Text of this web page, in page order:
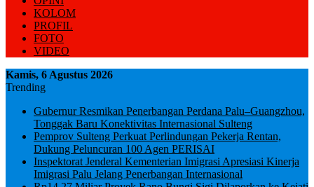
KOLOM
PROFIL
FOTO
VIDEO
Kamis, 6 Agustus 2026
Trending
Gubernur Resmikan Penerbangan Perdana Palu–Guangzhou,
Tonggak Baru Konektivitas Internasional Sulteng
Pemprov Sulteng Perkuat Perlindungan Pekerja Rentan,
Dukung Peluncuran 100 Agen PERISAI
Inspektorat Jenderal Kementerian Imigrasi Apresiasi Kinerja
Imigrasi Palu Jelang Penerbangan Internasional